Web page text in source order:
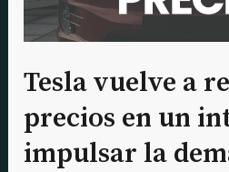
Tesla vuelve a
precios en un
impulsar la
intento
por
impulsar
la
demanda